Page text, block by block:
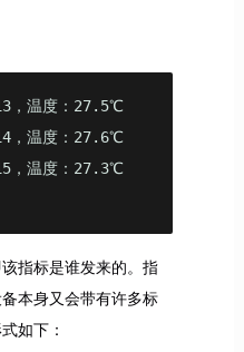
，温度：27.5℃
，温度：27.6℃
，温度：27.3℃
指标是谁发来的。指
本身又会带有许多标
如下：